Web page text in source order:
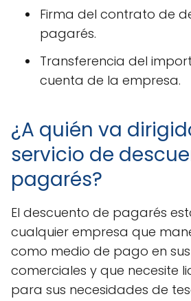
Firma del contrato de
pagarés.
Transferencia del
cuenta de la empresa.
¿A quién va
servicio de
pagarés?
El descuento de pagarés
cualquier empresa que
como medio de pago en
comerciales y que necesite
para sus necesidades de